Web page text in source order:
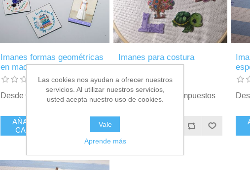
Imanes formas geométricas
en madera
Desde €2,75 incl impuestos
AÑADIR AL
CARRITO
Imanes para costura
Desde €3,25 incl impuestos
Las cookies nos ayudan a ofrecer nuestros
servicios. Al utilizar nuestros servicios,
usted acepta nuestro uso de cookies.
Vale
Aprende más